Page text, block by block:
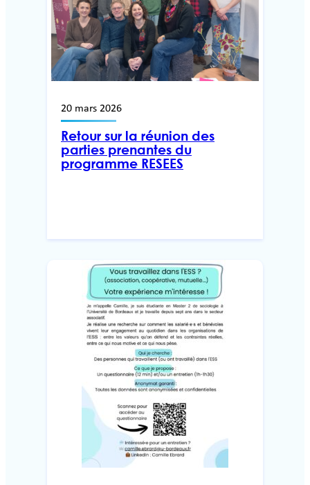
20 mars 2026
Retour sur la réunion des
parties prenantes du
programme RESEES